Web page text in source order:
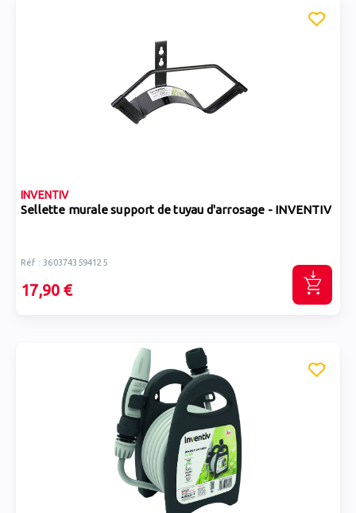
INVENTIV
Sellette murale support de tuyau d'arrosage - INVENTIV
Réf : 3603743594125
17,90 €